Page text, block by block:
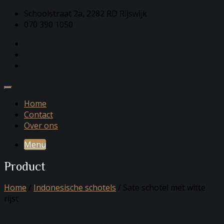
Schoolstraat 2a, 2282 RD Rijswijk
070 390 1050
Home
Contact
Over ons
Menu
Product
Home / Indonesische schotels / Sate schotel met witte
rijst